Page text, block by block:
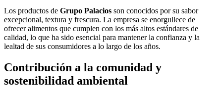
Los productos de Grupo Palacios son conocidos por su sabor
excepcional, textura y frescura. La empresa se enorgullece de
ofrecer alimentos que cumplen con los más altos estándares de
calidad, lo que ha sido esencial para mantener la confianza y la
lealtad de sus consumidores a lo largo de los años.
Contribución a la comunidad y
sostenibilidad ambiental